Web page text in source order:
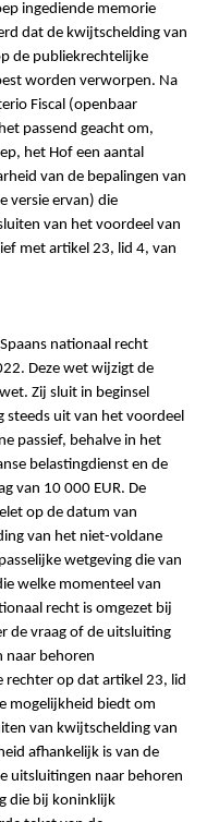
ingediende memorie
dat de kwijtschelding van
de publiekrechtelijke
worden verworpen. Na
Fiscal (openbaar
passend geacht om,
het Hof een aantal
van de bepalingen van
versie ervan) die
van het voordeel van
met artikel 23, lid 4, van
nationaal recht
Deze wet wijzigt de
Zij sluit in beginsel
steeds uit van het voordeel
passief, behalve in het
belastingdienst en de
van 10 000 EUR. De
op de datum van
van het niet-voldane
wetgeving die van
welke momenteel van
recht is omgezet bij
de vraag of de uitsluiting
naar behoren
rechter op dat artikel 23, lid
mogelijkheid biedt om
van kwijtschelding van
afhankelijk is van de
uitsluitingen naar behoren
die bij koninklijk